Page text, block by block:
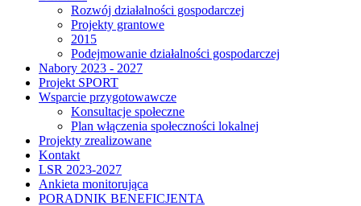
Rozwój działalności gospodarczej
Projekty grantowe
2015
Podejmowanie działalności gospodarczej
Nabory 2023 - 2027
Projekt SPORT
Wsparcie przygotowawcze
Konsultacje społeczne
Plan włączenia społeczności lokalnej
Projekty zrealizowane
Kontakt
LSR 2023-2027
Ankieta monitorująca
PORADNIK BENEFICJENTA